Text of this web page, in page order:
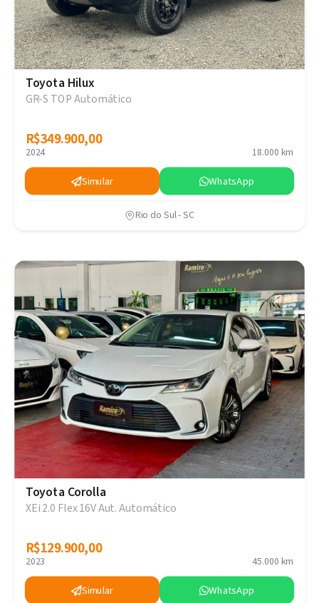
Toyota Hilux
GR-S TOP Automático
R$349.900,00
R$349.900,00
2024 18.000 km
Simular WhatsApp
Rio do Sul - SC
Toyota Corolla
XEi 2.0 Flex 16V Aut. Automático
R$129.900,00
R$129.900,00
2023 45.000 km
Simular WhatsApp